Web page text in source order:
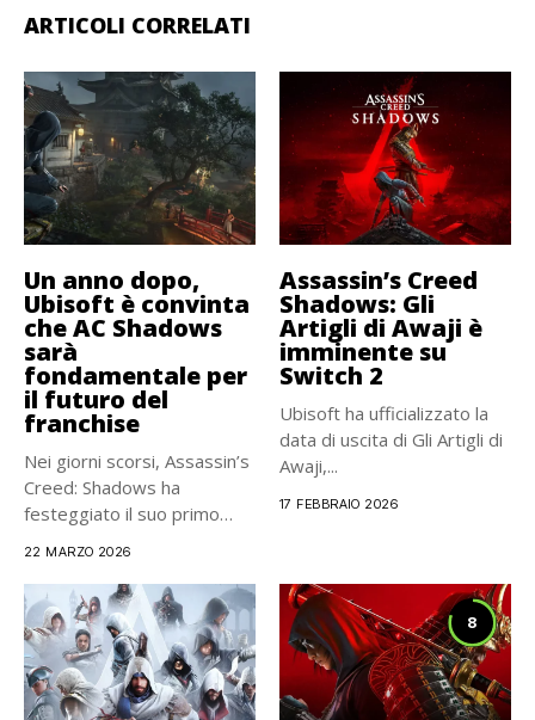
ARTICOLI CORRELATI
Un anno dopo,
Ubisoft è convinta
che AC Shadows
sarà
fondamentale per
il futuro del
franchise
Nei giorni scorsi, Assassin’s
Creed: Shadows ha
festeggiato il suo primo
22 MARZO 2026
Assassin’s Creed
Shadows: Gli
Artigli di Awaji è
imminente su
Switch 2
Ubisoft ha ufficializzato la
data di uscita di Gli Artigli di
Awaji,...
17 FEBBRAIO 2026
8